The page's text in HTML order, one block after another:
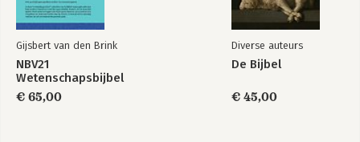
Gijsbert van den Brink
NBV21
Wetenschapsbijbel
€ 65,00
Diverse auteurs
De Bijbel
€ 45,00